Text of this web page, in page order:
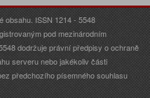
obsahu. ISSN 1214 - 5548
pod mezinárodním
dodržuje právní předpisy o ochraně
serveru nebo jakékoliv části
předchozího písemného souhlasu